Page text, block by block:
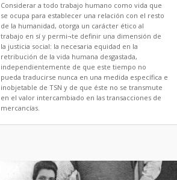
Considerar a todo trabajo humano como vida que
se ocupa para establecer una relación con el resto
de la humanidad, otorga un carácter ético al
trabajo en sí y permi¬te definir una dimensión de
la justicia social: la necesaria equidad en la
retribución de la vida humana desgastada,
independientemente de que este tiempo no
pueda traducirse nunca en una medida específica e
inobjetable de TSN y de que éste no se transmute
en el valor intercambiado en las transacciones de
mercancías.